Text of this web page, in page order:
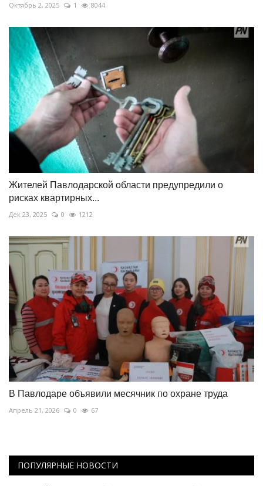
Октябрь 2, 2025 1 8044
Жителей Павлодарской области предупредили о
рисках квартирных...
Дек 23, 2025 0 1212
В Павлодаре объявили месячник по охране труда
Апрель 21, 2026 0 67
ПОПУЛЯРНЫЕ НОВОСТИ